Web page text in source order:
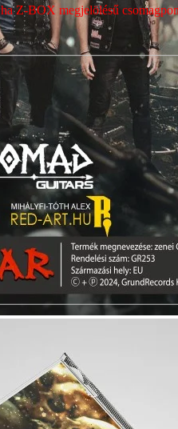
Z-BOX megjelölésű